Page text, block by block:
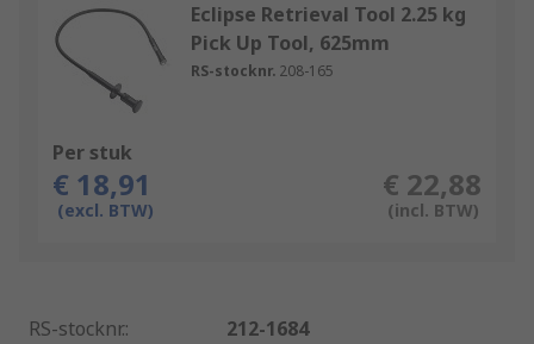
Eclipse Retrieval Tool 2.25 kg
Pick Up Tool, 625mm
RS-stocknr. 208-165
Per stuk
€ 18,91
(excl. BTW)
€ 22,88
(incl. BTW)
RS-stocknr.:
212-1684